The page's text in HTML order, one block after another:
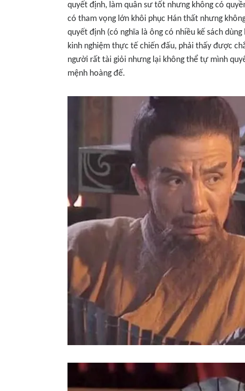
quyết định, làm quân sư tốt nhưng không có
có tham vọng lớn khôi phục Hán thất nhưng
quyết định (có nghĩa là ông có nhiều kế sách
kinh nghiệm thực tế chiến đấu, phải thấy được
người rất tài giỏi nhưng lại không thể tự mình
mệnh hoàng đế.